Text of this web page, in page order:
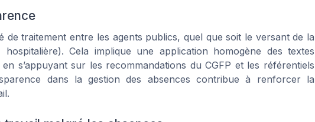
de traitement entre les agents publics, quel que soit le versant de la
Cela implique une application homogène des textes
s’appuyant sur les recommandations du CGFP et les référentiels
dans la gestion des absences contribue à renforcer la